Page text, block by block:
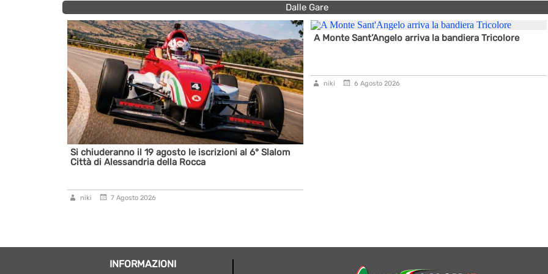
Dalle Gare
Si chiuderanno il 19 agosto le iscrizioni al 6° Slalom
Città di Alessandria della Rocca
niki 7 Agosto 2026
A Monte Sant’Angelo arriva la bandiera Tricolore
niki 6 Agosto 2026
INFORMAZIONI